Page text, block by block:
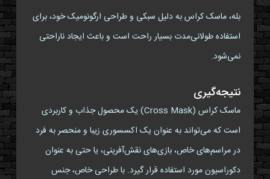
بله، ماسک کراس به دلیل سبکی و طراحی ارگونومیک خود، برای
استفاده طولانی‌مدت بسیار راحت است و باعث ایجاد ناراحتی
نمی‌شود.
نتیجه‌گیری
ماسک کراس (Cross Mask) یک محصول جذاب و کاربردی
است که می‌تواند به عنوان یک اکسسوری زیبا و منحصر به فرد
در مراسم‌های خاص، بازی‌های نقش‌آفرینی، یا حتی به عنوان
دکوراسیون مورد استفاده قرار گیرد. با طراحی خاص، جنس